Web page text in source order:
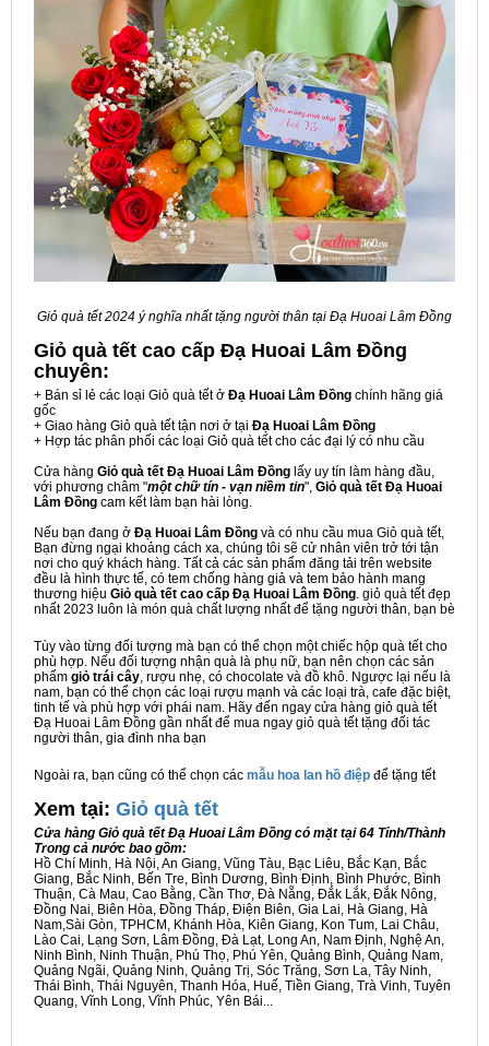
Giỏ quà tết 2024 ý nghĩa nhất tặng người thân tại Đạ Huoai Lâm Đồng
Giỏ quà tết cao cấp Đạ Huoai Lâm Đồng
chuyên:
+ Bán sỉ lẻ các loại Giỏ quà tết ở Đạ Huoai Lâm Đồng chính hãng giá
gốc
+ Giao hàng Giỏ quà tết tận nơi ở tại Đạ Huoai Lâm Đồng
+ Hợp tác phân phối các loại Giỏ quà tết cho các đại lý có nhu cầu
Cửa hàng Giỏ quà tết Đạ Huoai Lâm Đồng lấy uy tín làm hàng đầu,
với phương châm "một chữ tín - vạn niềm tin", Giỏ quà tết Đạ Huoai
Lâm Đồng cam kết làm bạn hài lòng.
Nếu bạn đang ở Đạ Huoai Lâm Đồng và có nhu cầu mua Giỏ quà tết,
Bạn đừng ngại khoảng cách xa, chúng tôi sẽ cử nhân viên trở tới tận
nơi cho quý khách hàng. Tất cả các sản phẩm đăng tải trên website
đều là hình thực tế, có tem chống hàng giả và tem bảo hành mang
thương hiệu Giỏ quà tết cao cấp Đạ Huoai Lâm Đồng. giỏ quà tết đẹp
nhất 2023 luôn là món quà chất lượng nhất để tặng người thân, bạn bè
Tùy vào từng đối tượng mà bạn có thể chọn một chiếc hộp quà tết cho
phù hợp. Nếu đối tượng nhận quà là phụ nữ, bạn nên chọn các sản
phẩm giỏ trái cây, rượu nhẹ, có chocolate và đồ khô. Ngược lại nếu là
nam, bạn có thể chọn các loại rượu mạnh và các loại trà, cafe đặc biệt,
tinh tế và phù hợp với phái nam. Hãy đến ngay cửa hàng giỏ quà tết
Đạ Huoai Lâm Đồng gần nhất để mua ngay giỏ quà tết tặng đối tác
người thân, gia đình nha bạn
Ngoài ra, bạn cũng có thể chọn các mẫu hoa lan hồ điệp để tặng tết
Xem tại: Giỏ quà tết
Cửa hàng Giỏ quà tết Đạ Huoai Lâm Đồng có mặt tại 64 Tỉnh/Thành
Trong cả nước bao gồm:
Hồ Chí Minh, Hà Nội, An Giang, Vũng Tàu, Bạc Liêu, Bắc Kạn, Bắc
Giang, Bắc Ninh, Bến Tre, Bình Dương, Bình Định, Bình Phước, Bình
Thuận, Cà Mau, Cao Bằng, Cần Thơ, Đà Nẵng, Đắk Lắk, Đắk Nông,
Đồng Nai, Biên Hòa, Đồng Tháp, Điện Biên, Gia Lai, Hà Giang, Hà
Nam,Sài Gòn, TPHCM, Khánh Hòa, Kiên Giang, Kon Tum, Lai Châu,
Lào Cai, Lạng Sơn, Lâm Đồng, Đà Lạt, Long An, Nam Định, Nghệ An,
Ninh Bình, Ninh Thuận, Phú Thọ, Phú Yên, Quảng Bình, Quảng Nam,
Quảng Ngãi, Quảng Ninh, Quảng Trị, Sóc Trăng, Sơn La, Tây Ninh,
Thái Bình, Thái Nguyên, Thanh Hóa, Huế, Tiền Giang, Trà Vinh, Tuyên
Quang, Vĩnh Long, Vĩnh Phúc, Yên Bái...